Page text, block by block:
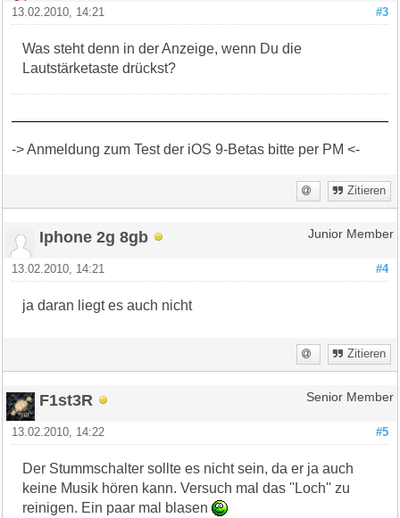
#3
13.02.2010, 14:21
Was steht denn in der Anzeige, wenn Du die
Lautstärketaste drückst?
-> Anmeldung zum Test der iOS 9-Betas bitte per PM <-
Zitieren
Iphone 2g 8gb Junior Member
#4
13.02.2010, 14:21
ja daran liegt es auch nicht
Zitieren
F1st3R Senior Member
#5
13.02.2010, 14:22
Der Stummschalter sollte es nicht sein, da er ja auch
keine Musik hören kann. Versuch mal das ''Loch'' zu
reinigen. Ein paar mal blasen